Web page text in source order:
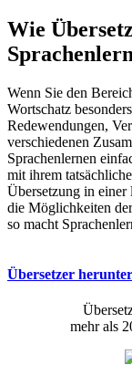
Wie
Wenn Sie den
Wortschatz
Redewendungen,
verschiedenen
Sprachenlernen
mit ihrem
Übersetzung in einer
die Möglichkeiten
so macht
Übersetzer
mehr als